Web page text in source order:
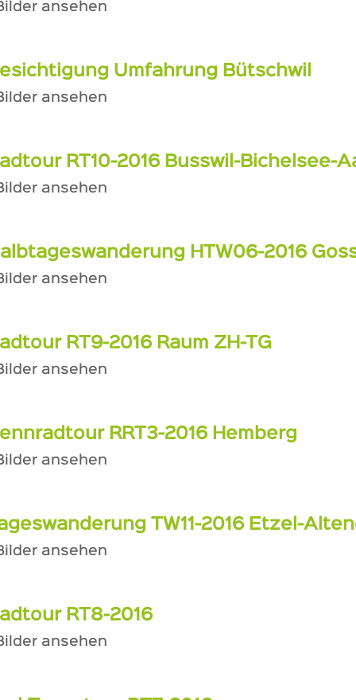
ansehen
Umfahrung Bütschwil
ansehen
RT10-2016 Busswil-Bichelsee-
ansehen
HTW06-2016
ansehen
RT9-2016 Raum ZH-TG
ansehen
RRT3-2016 Hemberg
ansehen
TW11-2016 Etzel-
ansehen
RT8-2016
ansehen